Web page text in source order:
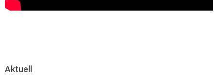
Aktuell